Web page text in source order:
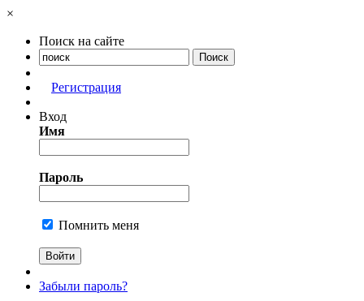
×
Поиск на сайте
Регистрация
Вход
Имя
Пароль
Помнить меня
Забыли пароль?